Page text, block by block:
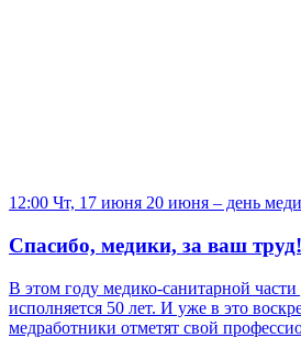
12:00 Чт, 17 июня 20 июня – день
Спасибо, медики, за ваш труд!
В этом году медико-санитарной
исполняется 50 лет. И уже в это
медработники отметят свой